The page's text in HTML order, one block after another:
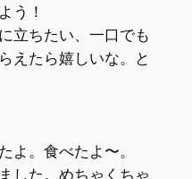
う！
立ちたい、一口でも
えたら嬉しいな。と
よ。食べたよ〜。
した。めちゃくちゃ